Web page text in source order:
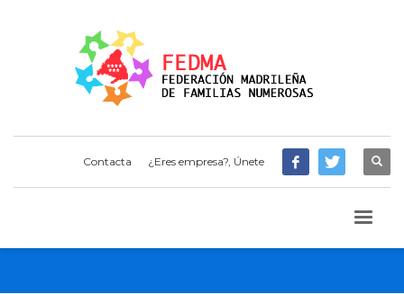
Contacta ¿Eres empresa?, Únete